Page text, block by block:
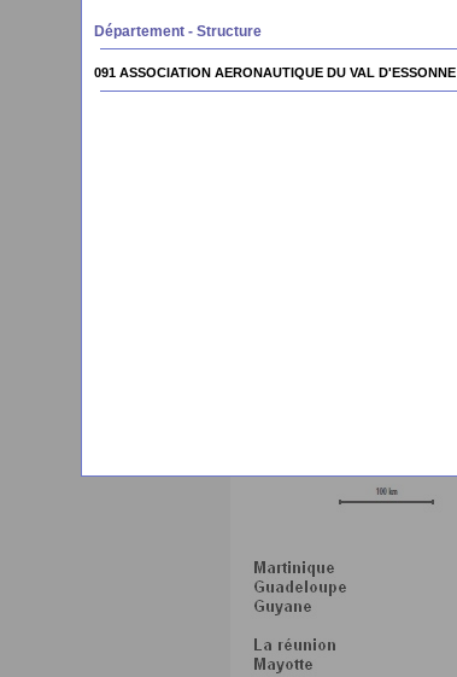
Département - Structure
091 ASSOCIATION AERONAUTIQUE DU VAL D'ESSONNE